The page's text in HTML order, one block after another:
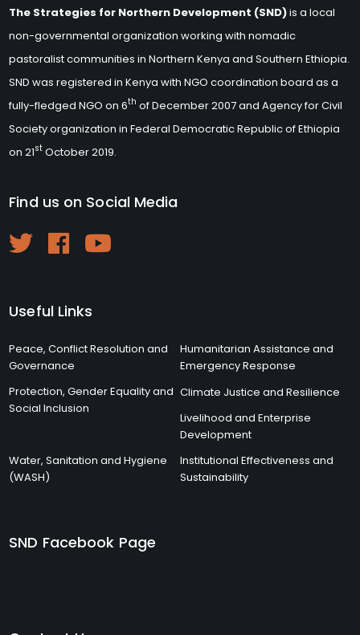
The Strategies for Northern Development (SND)is a local
non-governmental organization working with nomadic
pastoralist communities in Northern Kenya and Southern Ethiopia.
SND was registered in Kenya with NGO coordination board as a
fully-fledged NGO on 6th of December 2007 and Agency for Civil
Society organization in Federal Democratic Republic of Ethiopia
on 21st October 2019.
Find us on Social Media
Useful Links
Peace, Conflict Resolution and
Governance
Humanitarian Assistance and
Emergency Response
Protection, Gender Equality and
Social Inclusion
Climate Justice and Resilience
Livelihood and Enterprise
Development
Water, Sanitation and Hygiene
(WASH)
Institutional Effectiveness and
Sustainability
SND Facebook Page